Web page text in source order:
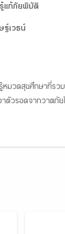
แก้ภัยพิบัติ
ฐ์เวธน์
หมวดสุขศึกษาที่รว
าตัวรอดจากวาตภั